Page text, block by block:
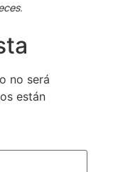
no será
están